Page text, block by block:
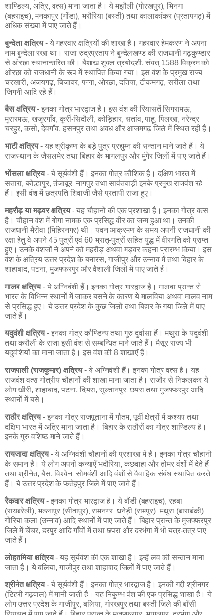
शाण्डिल्य, अत्रि, वत्स) माना जाता है। ये मझौली (गोरखपुर), भिनगा
(बहराइच), मनकापुर (गोंडा), भरौरिया (बस्ती) तथा कालाकांकर (प्रतापगढ़) में
अधिक संख्या में पाए जाते हैं।
बुन्देला क्षत्रिय- ये गहरवार क्षत्रियों की शाखा हैं। गहरवार हेमकरण ने अपना
नाम बुन्देला रखा था। राजा रुद्रप्रताप ने बुन्देलखण्ड की राजधानी गढ़कुण्डार
से ओरछा स्थानान्तरित की। बैशाख शुक्ल त्रयोदशी, संवत् 1588 विक्रम को
ओरछा को राजधानी के रूप में स्थापित किया गया। इस वंश के प्रमुख राज्य
चरखारी, अजयगढ़, बिजावर, पन्ना, ओरछा, दतिया, टीकमगढ़, सरीला तथा
जिगनी आदि रहे हैं।
बैस क्षत्रिय- इनका गोत्र भारद्वाज है। इस वंश की रियासतें सिगरामऊ,
मुरारमऊ, खजुरगाँव, कुर्री-सिदौली, कोड़िहार, सतांव, पाहू, पिलखा, नरेन्द्र,
चरहुर, कसो, देवगाँव, हसनपुर तथा अवध और आजमगढ़ जिले में स्थित रही हैं।
भाटी क्षत्रिय- यह श्रीकृष्ण के बड़े पुत्र प्रद्युम्न की सन्तान माने जाते हैं। ये
राजस्थान के जैसलमेर तथा बिहार के भागलपुर और मुंगेर जिलों में पाए जाते हैं।
भोंसला क्षत्रिय- ये सूर्यवंशी हैं। इनका गोत्र कौशिक है। दक्षिण भारत में
सतारा, कोल्हापुर, तंजावूर, नागपुर तथा सावंतवाड़ी इनके प्रमुख राजवंश रहे
हैं। इसी वंश में छत्रपति शिवाजी जैसे प्रतापी राजा हुए।
महरौड़ या मड़वर क्षत्रिय- यह चौहानों की एक प्रशाखा है। इनका गोत्र वत्स
है। चौहान वंश में गोगा नामक एक प्रसिद्ध वीर का जन्म हुआ था। उनकी
राजधानी मैरीवा (मिहिरनगर) थी। यवन आक्रमण के समय अपनी राजधानी की
रक्षा हेतु वे अपने 45 पुत्रों एवं 60 भ्रातृ-पुत्रों सहित युद्ध में वीरगति को प्राप्त
हुए। उनके वंशजों ने अपने को महरौड़ अथवा मड़वर कहना प्रारम्भ किया। इस
वंश के क्षत्रिय उत्तर प्रदेश के बनारस, गाजीपुर और उन्नाव में तथा बिहार के
शाहाबाद, पटना, मुजफ्फरपुर और वैशाली जिलों में पाए जाते हैं।
मालव क्षत्रिय- ये अग्निवंशी हैं। इनका गोत्र भारद्वाज है। मालवा प्रान्त से
भारत के विभिन्न स्थानों में जाकर बसने के कारण ये मालविया अथवा मालव नाम
से प्रसिद्ध हुए। ये उत्तर प्रदेश के कुछ जिलों तथा बिहार के गया जिले में पाए
जाते हैं।
यदुवंशी क्षत्रिय- इनका गोत्र कौण्डिन्य तथा गुरु दुर्वासा हैं। मथुरा के यदुवंशी
तथा करौली के राजा इसी वंश से सम्बन्धित माने जाते हैं। मैसूर राज्य भी
यदुवंशियों का माना जाता है। इस वंश की 8 शाखाएँ हैं।
राजपाली (राजकुमार) क्षत्रिय- ये अग्निवंशी हैं। इनका गोत्र वत्स है। यह
राजवंश वत्स गोत्रीय चौहानों की शाखा माना जाता है। राजौर से निकलकर ये
लोग खीरी, शाहाबाद, पटना, दियरा, सुल्तानपुर, छपरा तथा मुजफ्फरपुर आदि
स्थानों में बसे।
राठौर क्षत्रिय- इनका गोत्र राजपूताना में गौतम, पूर्वी क्षेत्रों में कश्यप तथा
दक्षिण भारत में अत्रि माना जाता है। बिहार के राठौरों का गोत्र शाण्डिल्य है।
इनके गुरु वशिष्ठ माने जाते हैं।
रायजादा क्षत्रिय- ये अग्निवंशी चौहानों की प्रशाखा में हैं। इनका गोत्र चौहानों
के समान है। ये लोग अपनी कन्याएँ भदौरिया, कछवाहा और तोमर वंशों में देते हैं
तथा श्रीनेत, बैस, विश्वेन, सोमवंशी आदि वंशों से वैवाहिक संबंध स्थापित करते
हैं। ये उत्तर प्रदेश के फतेहपुर जिले में पाए जाते हैं।
रैकवार क्षत्रिय- इनका गोत्र भारद्वाज है। ये बौंडी (बहराइच), रहबा
(रायबरेली), भल्लापुर (सीतापुर), रामनगर, धनेड़ी (रामपुर), मथुरा (बाराबंकी),
गोरिया कला (उन्नाव) आदि स्थानों में पाए जाते हैं। बिहार प्रान्त के मुजफ्फरपुर
जिले में चेंचर, हरपुर आदि गाँवों में तथा छपरा और दरभंगा में भी यत्र-तत्र पाए
जाते हैं।
लोहतमिया क्षत्रिय- यह सूर्यवंश की एक शाखा है। इन्हें लव की सन्तान माना
जाता है। ये बलिया, गाजीपुर तथा शाहाबाद जिलों में पाए जाते हैं।
श्रीनेत क्षत्रिय- ये सूर्यवंशी हैं। इनका गोत्र भारद्वाज है। इनकी गद्दी श्रीनगर
(टिहरी गढ़वाल) में मानी जाती है। यह निकुम्भ वंश की एक प्रसिद्ध शाखा है। ये
लोग उत्तर प्रदेश के गाजीपुर, बलिया, गोरखपुर तथा बस्ती जिले की बाँसी